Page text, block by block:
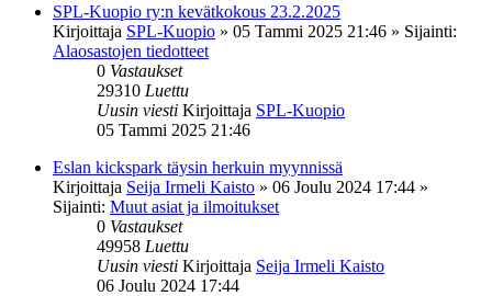
SPL-Kuopio ry:n kevätkokous 23.2.2025
Kirjoittaja SPL-Kuopio » 05 Tammi 2025 21:46 » Sijainti:
Alaosastojen tiedotteet
0 Vastaukset
29310 Luettu
Uusin viesti Kirjoittaja SPL-Kuopio
05 Tammi 2025 21:46
Eslan kickspark täysin herkuin myynnissä
Kirjoittaja Seija Irmeli Kaisto » 06 Joulu 2024 17:44 »
Sijainti: Muut asiat ja ilmoitukset
0 Vastaukset
49958 Luettu
Uusin viesti Kirjoittaja Seija Irmeli Kaisto
06 Joulu 2024 17:44